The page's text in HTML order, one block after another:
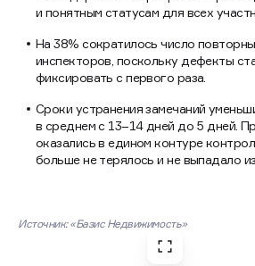
электронный акт формировался на
по дефектам автоматически
Это позволило установить
по устранению дефектов и
работ для клиентов.
Важно, что система стабильно
интернета, в том числе в
Результаты внедрения в